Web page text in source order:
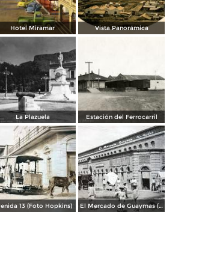
Hotel Miramar Vista Panorámica
La Plazuela Estación del Ferrocarril
13 (Foto Hopkins) El Mercado de Guaymas (Foto Hopkins)